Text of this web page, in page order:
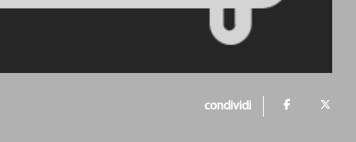
condividi